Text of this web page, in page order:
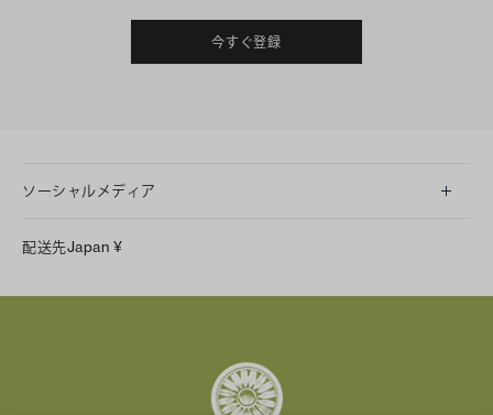
今すぐ登録
ソーシャルメディア
Facebook
配送先Japan ¥